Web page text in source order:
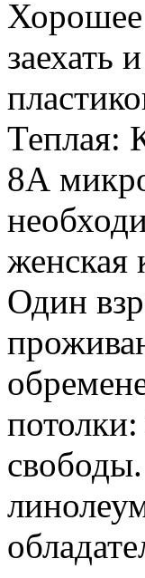
Хорошее
заехать
Теплая:
8А
женская
Один